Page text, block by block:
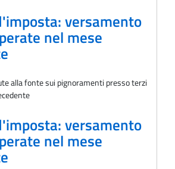
versamento
nel mese
alla fonte sui pignoramenti presso terzi
versamento
nel mese